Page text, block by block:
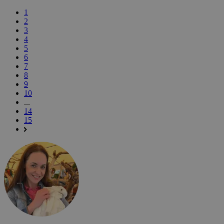
1
2
3
4
5
6
7
8
9
10
...
14
15